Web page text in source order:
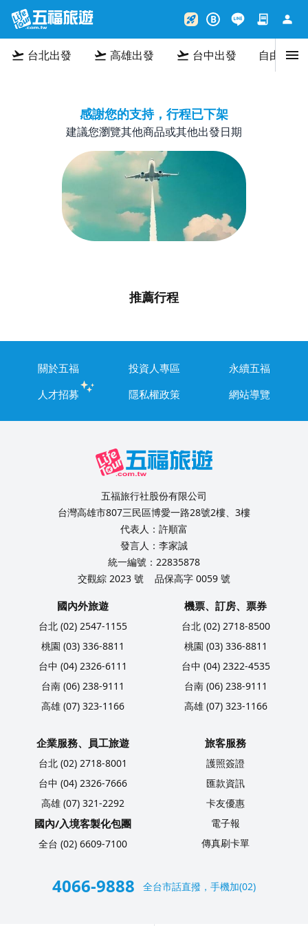
rocket_launch B contract person
flight_takeoff 台北出發 flight_takeoff 高雄出發 flight_takeoff 台中出發 自由行menu
感謝您的支持，行程已下架
建議您瀏覽其他商品或其他出發日期
推薦行程
關於五福 投資人專區
永續五福
人才招募
隱私權政策 網站導覽
五福旅行社股份有限公司
台灣高雄市807三民區博愛一路28號2樓、3樓
代表人：許順富
發言人：李家誠
統一編號：22835878
交觀綜 2023 號
品保高字 0059 號
國內外旅遊
台北 (02) 2547-1155
桃園 (03) 336-8811
台中 (04) 2326-6111
台南 (06) 238-9111
高雄 (07) 323-1166
機票、訂房、票券
台北 (02) 2718-8500
桃園 (03) 336-8811
台中 (04) 2322-4535
台南 (06) 238-9111
高雄 (07) 323-1166
企業服務、員工旅遊
台北 (02) 2718-8001
台中 (04) 2326-7666
高雄 (07) 321-2292
國內/入境客製化包團
全台 (02) 6609-7100
旅客服務
護照簽證
匯款資訊
卡友優惠
電子報
傳真刷卡單
4066-9888 全台市話直撥，手機加(02)